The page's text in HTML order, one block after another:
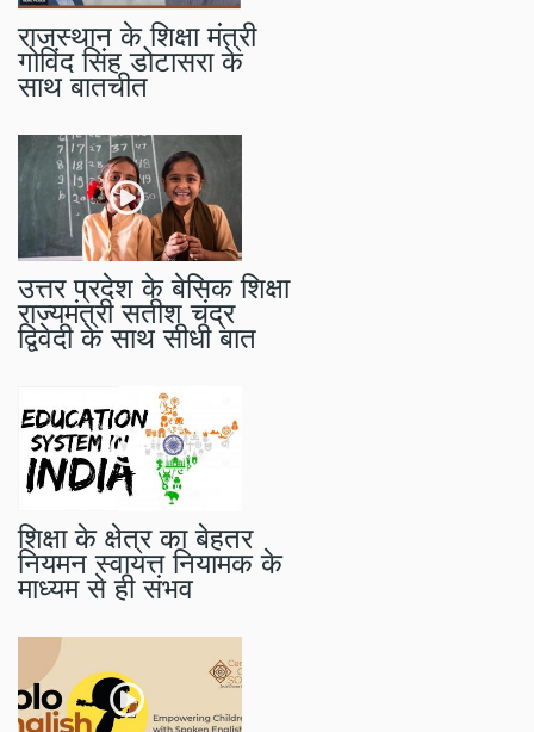
राजस्थान के शिक्षा मंत्री
गोविंद सिंह डोटासरा के
साथ बातचीत
उत्तर प्रदेश के बेसिक शिक्षा
राज्यमंत्री सतीश चंद्र
द्विवेदी के साथ सीधी बात
शिक्षा के क्षेत्र का बेहतर
नियमन स्वायत्त नियामक के
माध्यम से ही संभव